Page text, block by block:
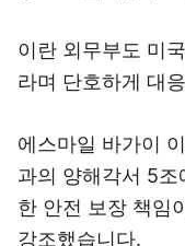
이란 외무부도 미
라며 단호하게 대
에스마일 바가이
과의 양해각서 5
한 안전 보장 책임
강조했습니다.